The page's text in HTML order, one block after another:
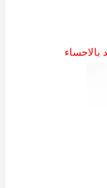
بالاحساء